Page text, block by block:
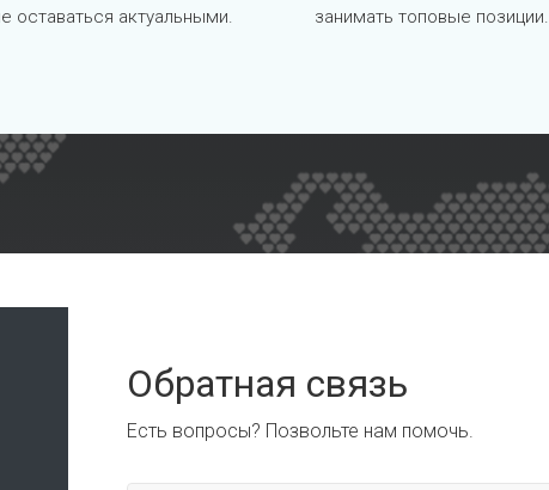
оставаться актуальными.
занимать топовые позиции.
Обратная связь
Есть вопросы? Позвольте нам помочь.